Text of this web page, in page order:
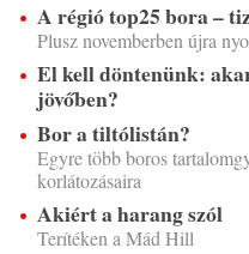
A régió top25 bora –
Plusz novemberben újra
El kell döntenünk:
jövőben?
Bor a tiltólistán?
Egyre több boros
korlátozásaira
Akiért a harang szól
Terítéken a Mád Hill